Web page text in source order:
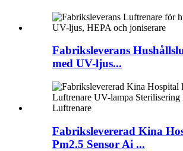
Fabriksleverans
med UV-ljus...
Fabrikslevererad Kina
Pm2.5 Sensor Ai ...